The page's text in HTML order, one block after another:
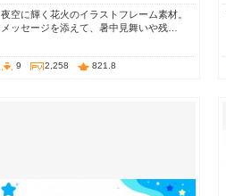
夜空に輝く花火のイラストフレーム素材。
メッセージを添えて、暑中見舞いや残…
9 2,258 821.8